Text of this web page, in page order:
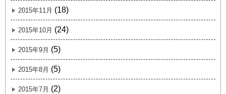
2015年11月 (18)
2015年10月 (24)
2015年9月 (5)
2015年8月 (5)
2015年7月 (2)